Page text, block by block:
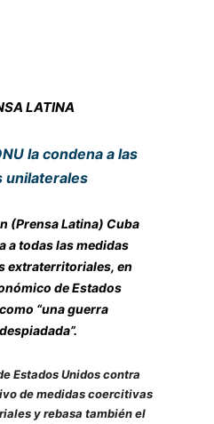
LATINA
la condena a las
unilaterales
(Prensa Latina) Cuba
a todas las medidas
extraterritoriales, en
de Estados
“una guerra
Estados Unidos contra
de medidas coercitivas
y rebasa también el